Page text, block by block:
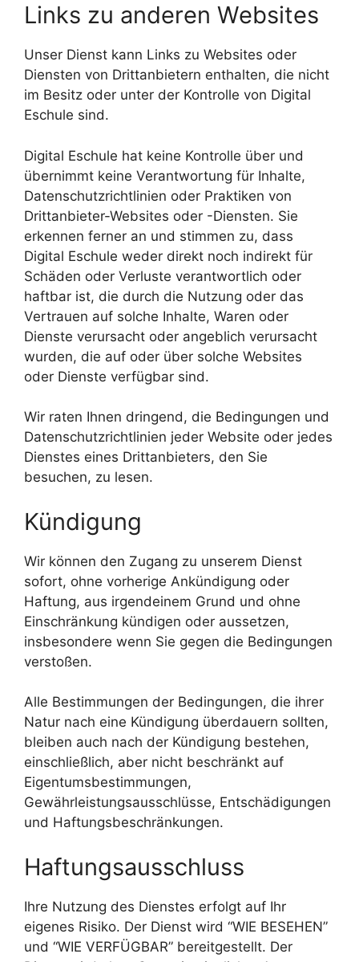
Links zu anderen Websites
Unser Dienst kann Links zu Websites oder
Diensten von Drittanbietern enthalten, die nicht
im Besitz oder unter der Kontrolle von Digital
Eschule sind.
Digital Eschule hat keine Kontrolle über und
übernimmt keine Verantwortung für Inhalte,
Datenschutzrichtlinien oder Praktiken von
Drittanbieter-Websites oder -Diensten. Sie
erkennen ferner an und stimmen zu, dass
Digital Eschule weder direkt noch indirekt für
Schäden oder Verluste verantwortlich oder
haftbar ist, die durch die Nutzung oder das
Vertrauen auf solche Inhalte, Waren oder
Dienste verursacht oder angeblich verursacht
wurden, die auf oder über solche Websites
oder Dienste verfügbar sind.
Wir raten Ihnen dringend, die Bedingungen und
Datenschutzrichtlinien jeder Website oder jedes
Dienstes eines Drittanbieters, den Sie
besuchen, zu lesen.
Kündigung
Wir können den Zugang zu unserem Dienst
sofort, ohne vorherige Ankündigung oder
Haftung, aus irgendeinem Grund und ohne
Einschränkung kündigen oder aussetzen,
insbesondere wenn Sie gegen die Bedingungen
verstoßen.
Alle Bestimmungen der Bedingungen, die ihrer
Natur nach eine Kündigung überdauern sollten,
bleiben auch nach der Kündigung bestehen,
einschließlich, aber nicht beschränkt auf
Eigentumsbestimmungen,
Gewährleistungsausschlüsse, Entschädigungen
und Haftungsbeschränkungen.
Haftungsausschluss
Ihre Nutzung des Dienstes erfolgt auf Ihr
eigenes Risiko. Der Dienst wird “WIE BESEHEN”
und “WIE VERFÜGBAR” bereitgestellt. Der